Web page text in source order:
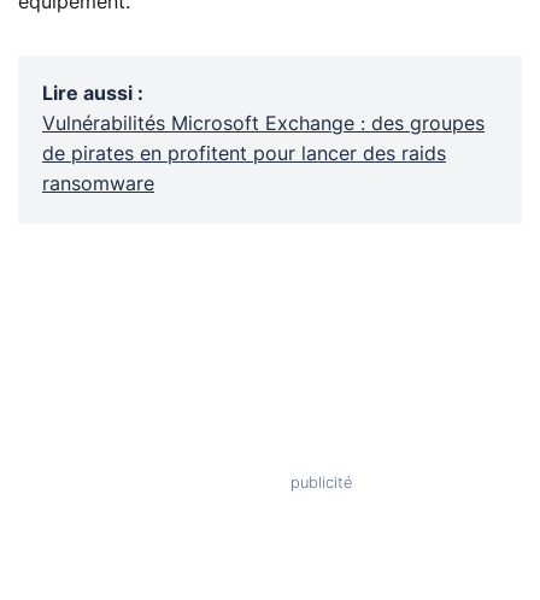
Lire aussi :
Vulnérabilités Microsoft Exchange : des groupes
de pirates en profitent pour lancer des raids
ransomware